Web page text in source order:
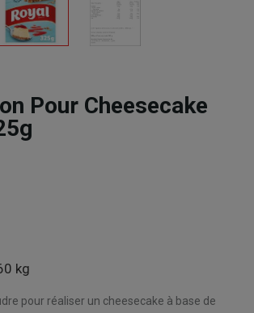
Pour Cheesecake
kg
pour réaliser un cheesecake à base de